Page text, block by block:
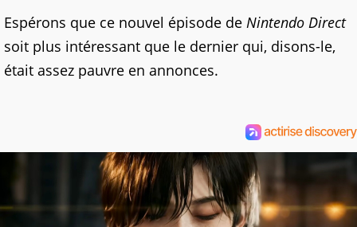
Espérons que ce nouvel épisode de Nintendo Direct
soit plus intéressant que le dernier qui, disons-le,
était assez pauvre en annonces.